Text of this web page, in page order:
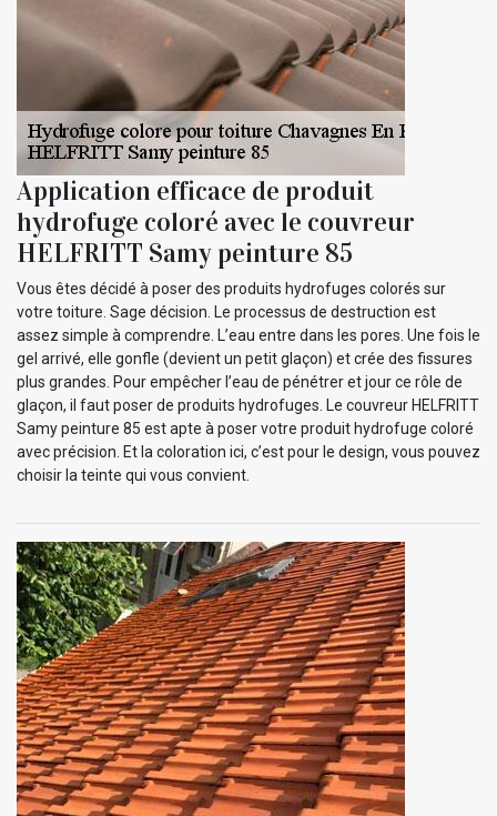
Application efficace de produit
hydrofuge coloré avec le couvreur
HELFRITT Samy peinture 85
Vous êtes décidé à poser des produits hydrofuges colorés sur
votre toiture. Sage décision. Le processus de destruction est
assez simple à comprendre. L’eau entre dans les pores. Une fois le
gel arrivé, elle gonfle (devient un petit glaçon) et crée des fissures
plus grandes. Pour empêcher l’eau de pénétrer et jour ce rôle de
glaçon, il faut poser de produits hydrofuges. Le couvreur HELFRITT
Samy peinture 85 est apte à poser votre produit hydrofuge coloré
avec précision. Et la coloration ici, c’est pour le design, vous pouvez
choisir la teinte qui vous convient.